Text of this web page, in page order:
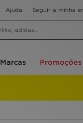
Ajuda Seguir a minha
Marcas Promoções